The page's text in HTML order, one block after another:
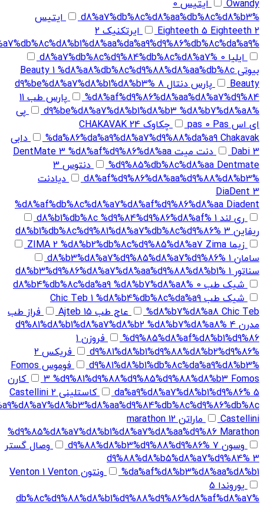
Owandy
ایتیس 0
%d8%a7%db%8c%d8%aa%db%8c%d8%b3
ایتیس
Eighteeth 5 Eighteeth 2 ایرتکنیک 2
%d8%a7%db%8c%d8%b1%d8%aa%da%a9%d9%86%db%8c%da%a9
ایلیا 0
%d8%a7%db%8c%d9%84%db%8c%d8%a7
بیوتی Beauty
1 %d8%a8%db%8c%d9%88%d8%aa%db%8c
Beauty
پارس دنتال 8
%d9%be%d8%a7%d8%b1%d8%b3
%d8%af%d9%86%d8%aa%d8%a7%d9%84
پارس طب 11
%d9%be%d8%a7%d8%b1%d8%b3 %d8%b7%d8%a8
پی
ای اس pas
0 Pas چکاوک CHAKAVAK24
%da%86%da%a9%d8%a7%d9%88%da%a9 Chakavak
دابی
3
Dabi دنت میت DentMate 3 %d8%af%d9%86%d8%aa
%d9%85%db%8c%d8%aa Dentmate
دنتوس 3
%d8%af%d9%86%d8%aa%d9%88%d8%b3
دیادنت
DiaDent 3
%d8%af%db%8c%d8%a7%d8%af%d9%86%d8%aa Diadent
ری لند 1
%d8%b1%db%8c %d9%84%d9%86%d8%af
ریفاین 3
%d8%b1%db%8c%d9%81%d8%a7%db%8c%d9%86
زیما ZIMA
2 %d8%b2%db%8c%d9%85%d8%a7 Zima
سامان 1
%d8%b3%d8%a7%d9%85%d8%a7%d9%86
سناتور 1
%d8%b3%d9%86%d8%a7%d8%aa%d9%88%d8%b1
شیک طب 0
%d8%b4%db%8c%da%a9 %d8%b7%d8%a8
شیک طب Chic Teb
1 %d8%b4%db%8c%da%a9
%d8%b7%d8%a8 Chic Teb
عاج طب 15
Ajteb
فراز طب
مدرن 4
%d9%81%d8%b1%d8%a7%d8%b2 %d8%b7%d8%a8
%d9%85%d8%af%d8%b1%d9%86
فروزن 1
%d9%81%d8%b1%d9%88%d8%b2%d9%86
فریکس 2
%d9%81%d8%b1%db%8c%da%a9%d8%b3
فوموس Fomos
3 %d9%81%d9%88%d9%85%d9%88%d8%b3 Fomos
کارن
5
%da%a9%d8%a7%d8%b1%d9%86 کاستلینی Castellini2
Castellini
ماراتن marathon12
%d9%85%d8%a7%d8%b1%d8%a7%d8%aa%d9%86 Marathon
وسون 7
%d9%88%d8%b3%d9%88%d9%86
وصال گستر
3
%d9%88%d8%b5%d8%a7%d9%84
%da%af%d8%b3%d8%aa%d8%b1
ونتون Venton 1 Venton
یوروندا 5
%db%8c%d9%88%d8%b1%d9%88%d9%86%d8%af%d8%a7